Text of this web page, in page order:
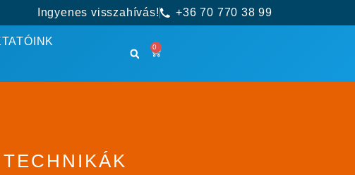
Ingyenes visszahívás! +36 70 770 38 99
0